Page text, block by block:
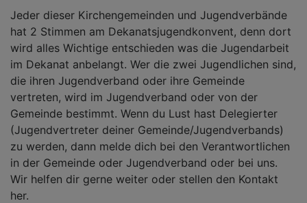
Jeder dieser Kirchengemeinden und Jugendverbände
hat 2 Stimmen am Dekanatsjugendkonvent, denn dort
wird alles Wichtige entschieden was die Jugendarbeit
im Dekanat anbelangt. Wer die zwei Jugendlichen sind,
die ihren Jugendverband oder ihre Gemeinde
vertreten, wird im Jugendverband oder von der
Gemeinde bestimmt. Wenn du Lust hast Delegierter
(Jugendvertreter deiner Gemeinde/Jugendverbands)
zu werden, dann melde dich bei den Verantwortlichen
in der Gemeinde oder Jugendverband oder bei uns.
Wir helfen dir gerne weiter oder stellen den Kontakt
her.